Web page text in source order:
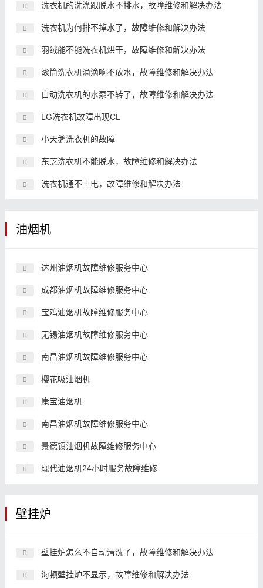
洗衣机的洗涤跟脱水不排水，故障维修和解决办法
洗衣机为何排不掉水了，故障维修和解决办法
羽绒能不能洗衣机烘干，故障维修和解决办法
滚筒洗衣机滴滴响不放水，故障维修和解决办法
自动洗衣机的水泵不转了，故障维修和解决办法
LG洗衣机故障出现CL
小天鹅洗衣机的故障
东芝洗衣机不能脱水，故障维修和解决办法
洗衣机通不上电，故障维修和解决办法
油烟机
达州油烟机故障维修服务中心
成都油烟机故障维修服务中心
宝鸡油烟机故障维修服务中心
无锡油烟机故障维修服务中心
南昌油烟机故障维修服务中心
樱花吸油烟机
康宝油烟机
南昌油烟机故障维修服务中心
景德镇油烟机故障维修服务中心
现代油烟机24小时服务故障维修
壁挂炉
壁挂炉怎么不自动清洗了，故障维修和解决办法
海顿壁挂炉不显示，故障维修和解决办法